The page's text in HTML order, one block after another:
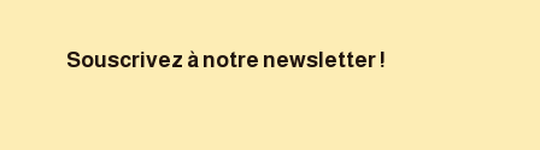
Souscrivez à notre newsletter !